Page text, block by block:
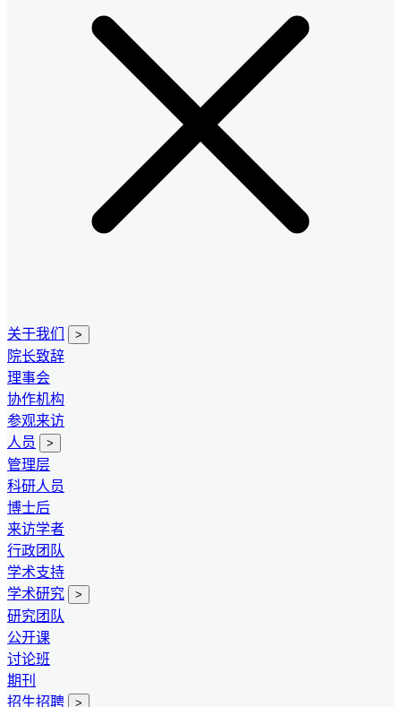
关于我们 >
院长致辞
理事会
协作机构
参观来访
人员
>
管理层
科研人员
博士后
来访学者
行政团队
学术支持
学术研究
>
研究团队
公开课
讨论班
期刊
招生招聘
>